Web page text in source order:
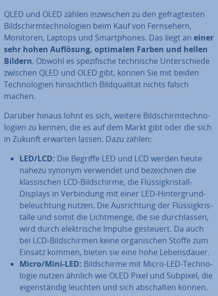
QLED und OLED zählen in­zwi­schen zu den ge­frag­tes­ten
Bild­schirm­tech­no­lo­gien beim Kauf von Fern­se­hern,
Monitoren, Laptops und Smart­phones. Das liegt an einer
sehr hohen Auflösung, optimalen Farben und hellen
Bildern. Obwohl es spe­zi­fi­sche tech­ni­sche Un­ter­schie­de
zwischen QLED und OLED gibt, können Sie mit beiden
Tech­no­lo­gien hin­sicht­lich Bild­qua­li­tät nichts falsch
machen.
Darüber hinaus lohnt es sich, weitere Bild­schirm­tech­no­
lo­gien zu kennen, die es auf dem Markt gibt oder die sich
in Zukunft erwarten lassen. Dazu zählen:
LED/LCD: Die Begriffe LED und LCD werden heute
nahezu synonym verwendet und be­zeich­nen die
klas­si­schen LCD-Bild­schir­me, die Flüs­sig­kris­tall-
Displays in Ver­bin­dung mit einer LED-Hin­ter­grund­
be­leuch­tung nutzen. Die Aus­rich­tung der Flüs­sig­kris­
tal­le und somit die Licht­men­ge, die sie durch­las­sen,
wird durch elek­tri­sche Impulse gesteuert. Da auch
bei LCD-Bild­schir­men keine or­ga­ni­schen Stoffe zum
Einsatz kommen, bieten sie eine hohe Le­bens­dau­er.
Micro/Mini-LED: Bild­schir­me mit Micro-LED-Tech­no­
lo­gie nutzen ähnlich wie OLED Pixel und Subpixel, die
ei­gen­stän­dig leuchten und sich ab­schal­ten können.